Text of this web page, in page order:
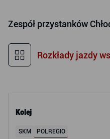
Kolej
SKM POLREGIO
Zespół przystanków
Rozkłady jazdy